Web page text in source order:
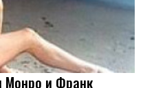
Монро и Франк